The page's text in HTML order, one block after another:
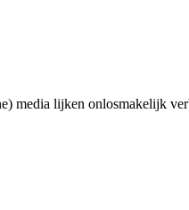
media lijken onlosmakelijk